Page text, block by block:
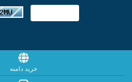
خرید دامنه